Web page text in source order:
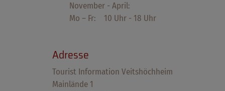
November - April:
Mo – Fr: 10 Uhr - 18 Uhr
Adresse
Tourist Information Veitshöchheim
Mainlände 1